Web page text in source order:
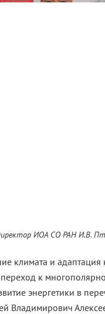
ИОА СО РАН И.В.
и адаптация к
к
энергетики в
Владимирович